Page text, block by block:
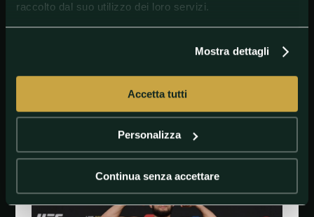
raccolto dal suo utilizzo dei loro servizi.
Mostra dettagli
Accetta tutti
Personalizza
Continua senza accettare
Nurmagomedov ha recentemente firmato l'ex
sfidante al titolo intermedio dei pesi leggeri UFC
di peso da 165 e 175 libbre alla sua promozione.
#CharlesOliveira
#KhabibNurmagomedov
#MixedMartialArts